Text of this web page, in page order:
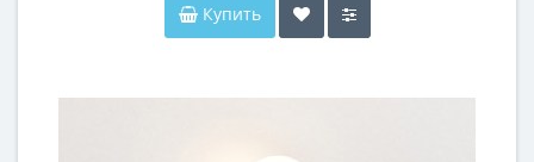
Купить